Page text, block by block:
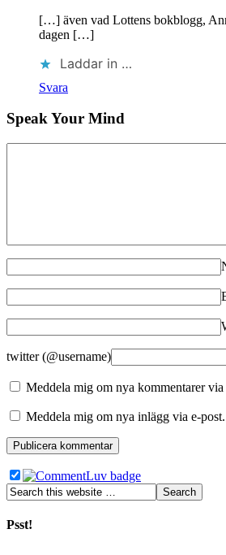
[…] även vad Lottens bokblogg,
dagen […]
Laddar in …
Svara
Speak Your Mind
twitter (@username)
Meddela mig om nya kommentarer via
Meddela mig om nya inlägg via e-post.
Psst!